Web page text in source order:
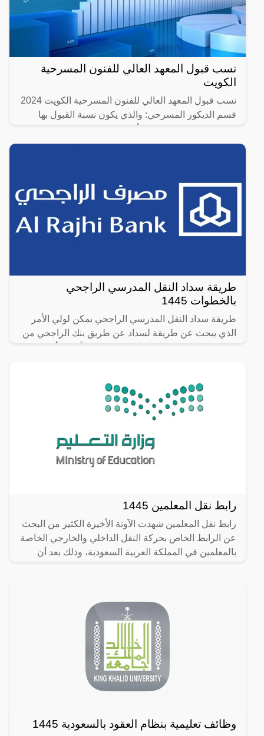
نسب قبول المعهد العالي للفنون المسرحية
الكويت
نسب قبول المعهد العالي للفنون المسرحية الكويت 2024
قسم الديكور المسرحي: والذي يكون نسبة القبول بها
نسبة القبول
طريقة سداد النقل المدرسي الراجحي
بالخطوات 1445
طريقة سداد النقل المدرسي الراجحي يمكن لولي الأمر
الذي يبحث عن طريقة لسداد عن طريق بنك الراجحي من
رابط نقل المعلمين 1445
رابط نقل المعلمين شهدت الآونة الأخيرة الكثير من البحث
عن الرابط الخاص بحركة النقل الداخلي والخارجي الخاصة
بالمعلمين في المملكة العربية السعودية، وذلك بعد أن
وظائف تعليمية بنظام العقود بالسعودية 1445